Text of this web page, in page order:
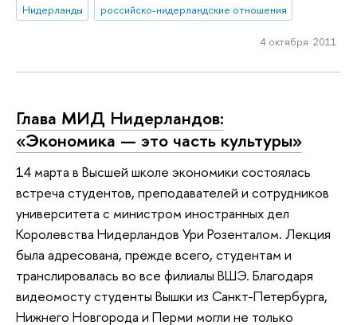
Нидерланды
российско-нидерландские отношения
4 октября 2011
Глава МИД Нидерландов:
«Экономика — это часть культуры»
14 марта в Высшей школе экономики состоялась
встреча студентов, преподавателей и сотрудников
университета с министром иностранных дел
Королевства Нидерландов Ури Розенталом. Лекция
была адресована, прежде всего, студентам и
транслировалась во все филиалы ВШЭ. Благодаря
видеомосту студенты Вышки из Санкт-Петербурга,
Нижнего Новгорода и Перми могли не только